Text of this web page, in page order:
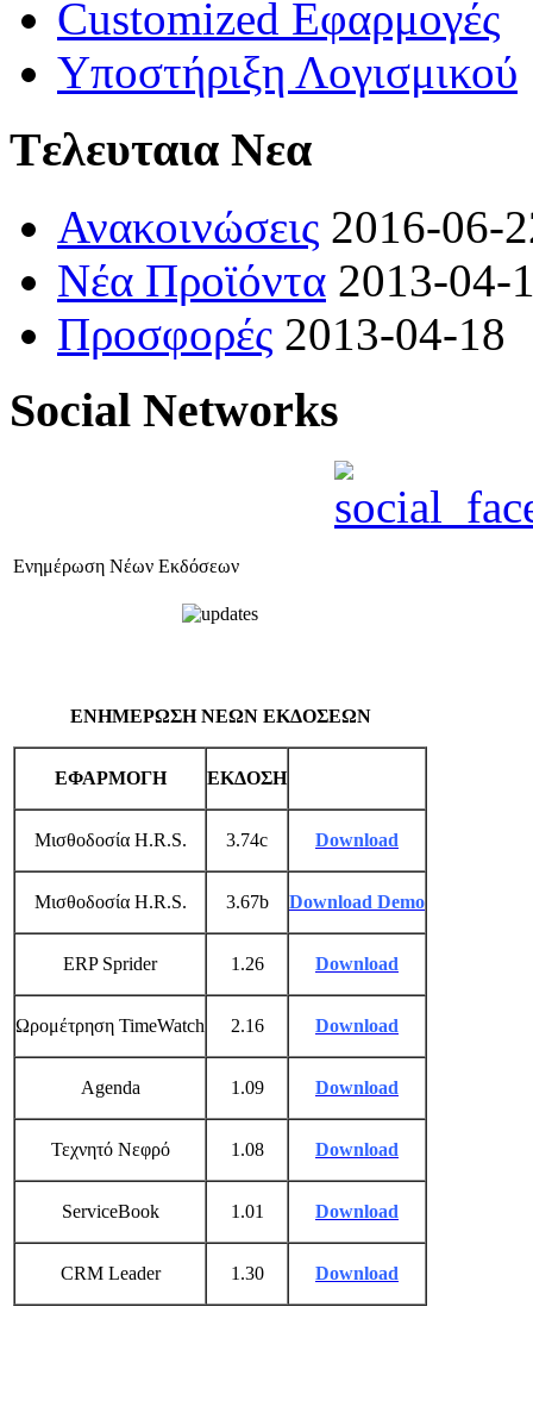
Customized Εφαρμογές
Υποστήριξη Λογισμικού
Tελευταια Νεα
Ανακοινώσεις 2016-06-
Νέα Προϊόντα 2013-04-
Προσφορές 2013-04-18
Social Networks
Ενημέρωση Νέων Εκδόσεων
ΕΝΗΜΕΡΩΣΗ ΝΕΩΝ ΕΚΔΟΣΕΩΝ
ΕΦΑΡΜΟΓΗ ΕΚΔΟΣΗ
Μισθοδοσία H.R.S. 3.74c Download
Μισθοδοσία H.R.S. 3.67b Download Demo
ERP Sprider 1.26 Download
Ωρομέτρηση TimeWatch 2.16 Download
Agenda 1.09 Download
Τεχνητό Νεφρό 1.08 Download
ServiceBook 1.01 Download
CRM Leader 1.30 Download